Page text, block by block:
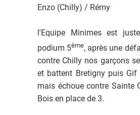
Enzo (Chilly) / Rémy
l'Equipe Minimes est
podium 5ème, après une
contre Chilly nos garçons
et battent Bretigny puis Gif
mais échoue contre Sainte
Bois en place de 3.